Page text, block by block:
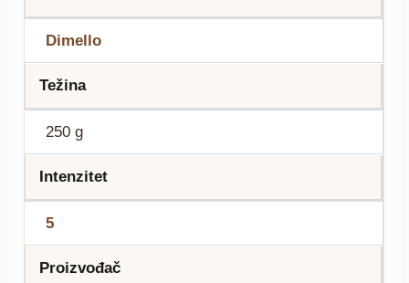
Dimello
Težina
250 g
Intenzitet
5
Proizvođač